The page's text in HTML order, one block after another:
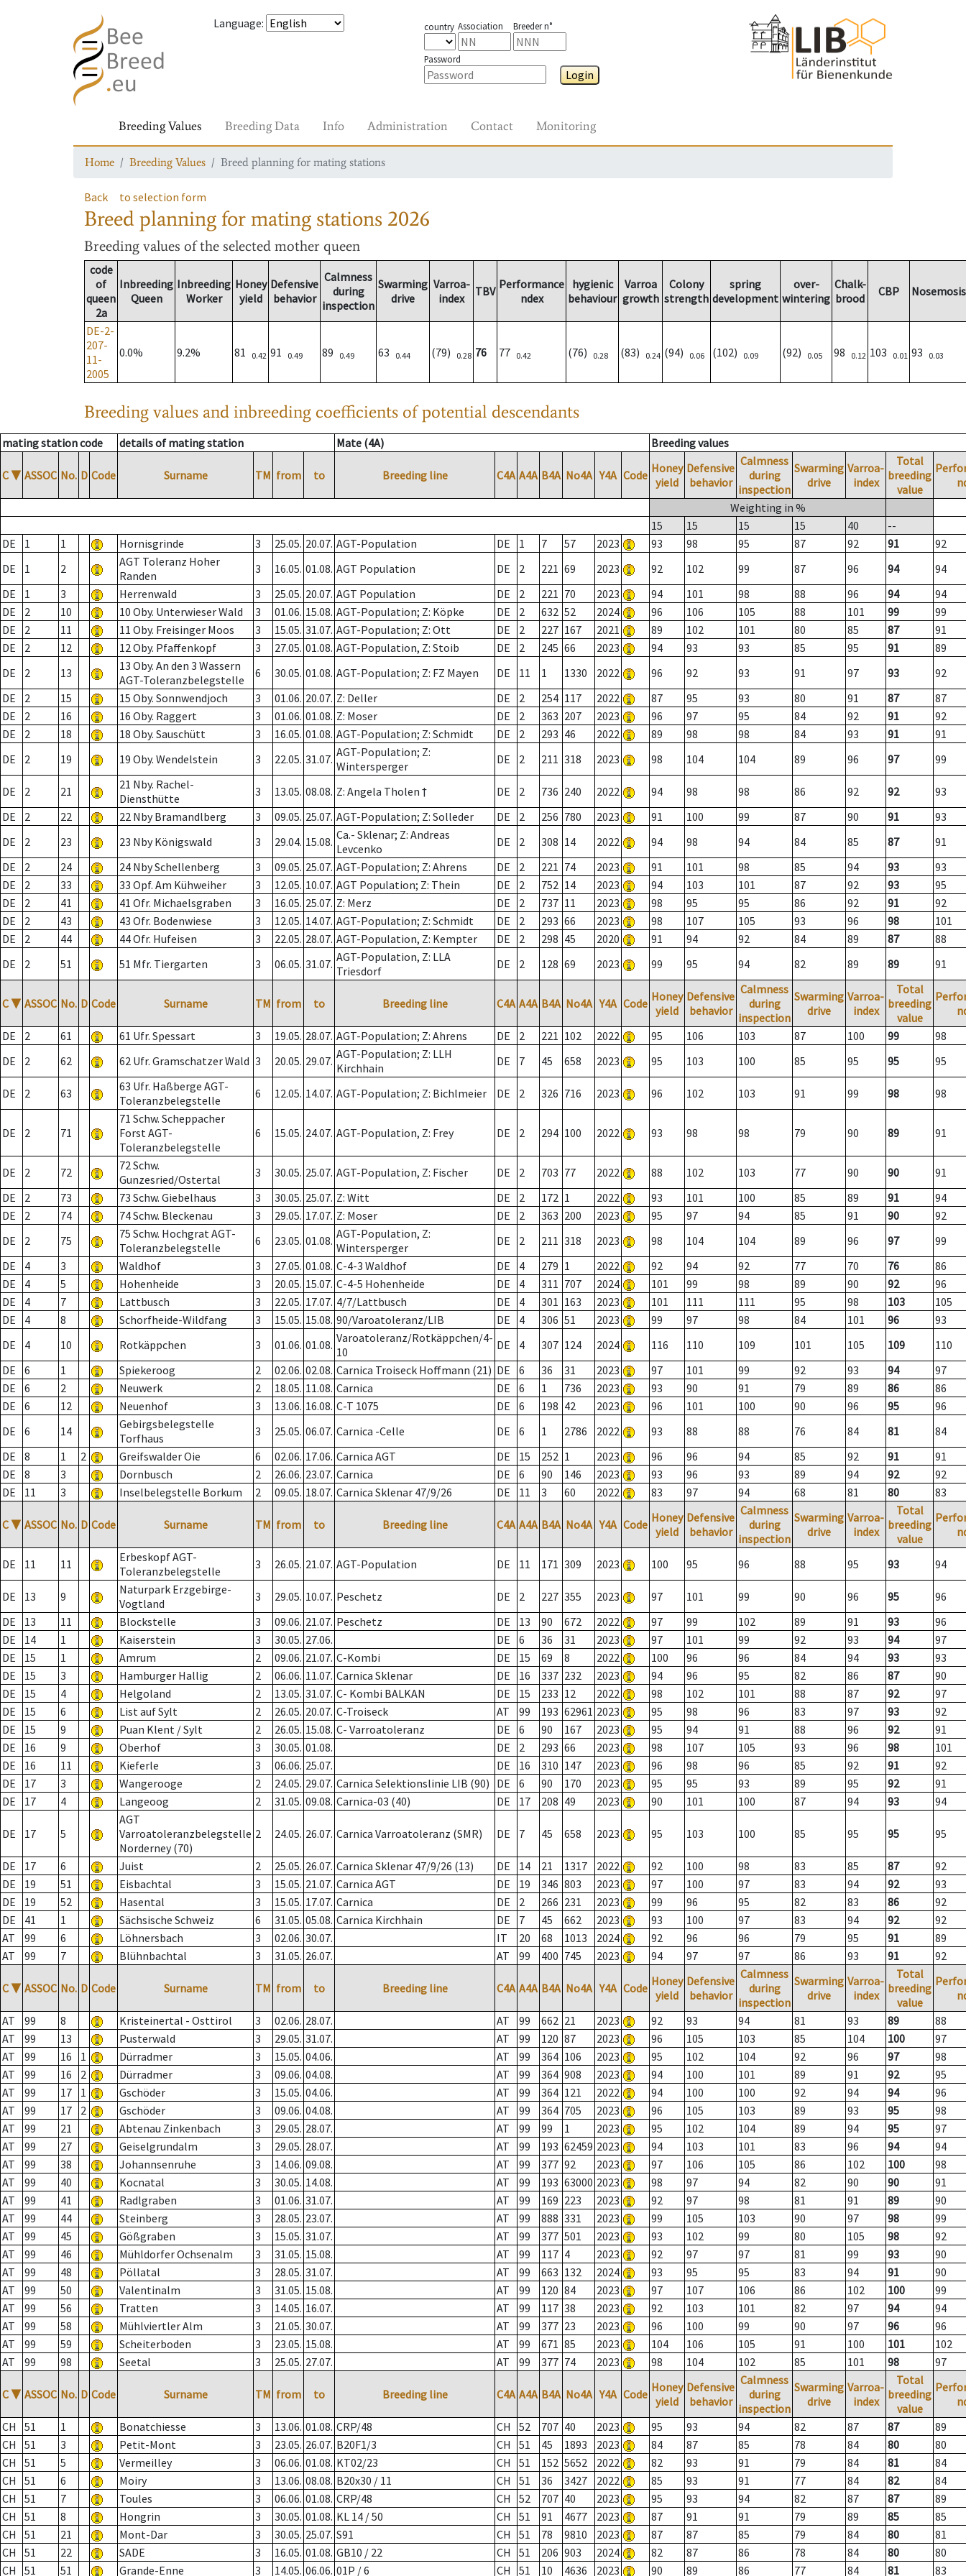
Language: country Association Breeder n°
Password
Login
Breeding Values Breeding Data Info Administration Contact Monitoring
Home Breeding Values Breed planning for mating stations
Back to selection form
Breed planning for mating stations 2026
Breeding values of the selected mother queen
code
of
queen
2a
Inbreeding
Queen
Inbreeding
Worker
Honey
yield
Defensive
behavior
Calmness
during
inspection
Swarming
drive
Varroa-
index
TBV Performance
ndex
hygienic
behaviour
Varroa
growth
Colony
strength
spring
development
over-
wintering
Chalk-
brood
CBP Nosemosis
DE-2-
207-
11-
2005
0.0% 9.2% 81 0.42 91 0.49 89 0.49 63 0.44 (79) 0.28 76 77 0.42 (76) 0.28 (83) 0.24 (94) 0.06 (102) 0.09 (92) 0.05 98 0.12 103 0.01 93 0.03
Breeding values and inbreeding coefficients of potential descendants
mating station code details of mating station Mate (4A) Breeding values
C ▼ ASSOC No. D Code Surname TM from to Breeding line C4A A4A B4A No4A Y4A Code Honey
yield
Defensive
behavior
Calmness
during
inspection
Swarming
drive
Varroa-
index
Total
breeding
value
Weighting in %
15
15 15 15 40
--
DE
1 1 Hornisgrinde 3 25.05. 20.07. AGT-Population DE 1 7 57 2023 93 98 95 87 92 91
92
DE
1 2
AGT Toleranz Hoher
Randen
3 16.05. 01.08. AGT Population DE 2 221 69 2023 92 102 99 87 96 94
94
DE
1 3 Herrenwald 3 25.05. 20.07. AGT Population DE 2 221 70 2023 94 101 98 88 96 94
94
DE
2 10 10 Oby. Unterwieser Wald 3 01.06. 15.08. AGT-Population; Z: Köpke DE 2 632 52 2024 96 106 105 88 101 99
99
DE
2 11 11 Oby. Freisinger Moos 3 15.05. 31.07. AGT-Population; Z: Ott DE 2 227 167 2021 89 102 101 80 85 87
91
DE
2 12 12 Oby. Pfaffenkopf 3 27.05. 01.08. AGT-Population, Z: Stoib DE 2 245 66 2023 94 93 93 85 95 91
89
DE
2 13
13 Oby. An den 3 Wassern
AGT-Toleranzbelegstelle
6 30.05. 01.08. AGT-Population; Z: FZ Mayen DE 11 1 1330 2022 96 92 93 91 97 93
92
DE
2 15 15 Oby. Sonnwendjoch 3 01.06. 20.07. Z: Deller DE 2 254 117 2022 87 95 93 80 91 87
87
DE
2 16 16 Oby. Raggert 3 01.06. 01.08. Z: Moser DE 2 363 207 2023 96 97 95 84 92 91
92
DE
2 18 18 Oby. Sauschütt 3 16.05. 01.08. AGT-Population; Z: Schmidt DE 2 293 46 2022 89 98 98 84 93 91
91
DE
2 19 19 Oby. Wendelstein 3 22.05. 31.07. AGT-Population; Z:
Wintersperger
DE 2 211 318 2023 98 104 104 89 96 97 99
DE 2 21
21 Nby. Rachel-
Diensthütte
3 13.05. 08.08. Z: Angela Tholen † DE 2 736 240 2022 94 98 98 86 92 92
93
DE
2 22 22 Nby Bramandlberg 3 09.05. 25.07. AGT-Population; Z: Solleder DE 2 256 780 2023 91 100 99 87 90 91
93
DE
2 23 23 Nby Königswald 3 29.04. 15.08. Ca.- Sklenar; Z: Andreas
Levcenko
DE 2 308 14 2022 94 98 94 84 85 87
91
DE
2 24 24 Nby Schellenberg 3 09.05. 25.07. AGT-Population; Z: Ahrens DE 2 221 74 2023 91 101 98 85 94 93
93
DE
2 33 33 Opf. Am Kühweiher 3 12.05. 10.07. AGT Population; Z: Thein DE 2 752 14 2023 94 103 101 87 92 93
95
DE
2 41 41 Ofr. Michaelsgraben 3 16.05. 25.07. Z: Merz DE 2 737 11 2023 98 95 95 86 92 91
92
DE
2 43 43 Ofr. Bodenwiese 3 12.05. 14.07. AGT-Population; Z: Schmidt DE 2 293 66 2023 98 107 105 93 96 98
101
DE
2 44 44 Ofr. Hufeisen 3 22.05. 28.07. AGT-Population, Z: Kempter DE 2 298 45 2020 91 94 92 84 89 87
88
DE
2 51 51 Mfr. Tiergarten 3 06.05. 31.07. AGT-Population, Z: LLA
Triesdorf
DE 2 128 69 2023 99 95 94 82 89 89 91
C ▼ ASSOC No. D Code Surname TM from to Breeding line C4A A4A B4A No4A Y4A Code Honey
yield
Defensive
behavior
Calmness
during
inspection
Swarming
drive
Varroa-
index
Total
breeding
value
DE
2 61 61 Ufr. Spessart 3 19.05. 28.07. AGT-Population; Z: Ahrens DE 2 221 102 2022 95 106 103 87 100 99
98
DE
2 62 62 Ufr. Gramschatzer Wald 3 20.05. 29.07. AGT-Population; Z: LLH
Kirchhain
DE 7 45 658 2023 95 103 100 85 95 95 95
DE 2 63
63 Ufr. Haßberge AGT-
Toleranzbelegstelle
6 12.05. 14.07. AGT-Population; Z: Bichlmeier DE 2 326 716 2023 96 102 103 91 99 98 98
DE 2 71
71 Schw. Scheppacher
Forst AGT-
Toleranzbelegstelle
6 15.05. 24.07. AGT-Population, Z: Frey DE 2 294 100 2022 93 98 98 79 90 89 91
DE 2 72
72 Schw.
Gunzesried/Ostertal
3 30.05. 25.07. AGT-Population, Z: Fischer DE 2 703 77 2022 88 102 103 77 90 90
91
DE
2 73 73 Schw. Giebelhaus 3 30.05. 25.07. Z: Witt DE 2 172 1 2022 93 101 100 85 89 91
94
DE
2 74 74 Schw. Bleckenau 3 29.05. 17.07. Z: Moser DE 2 363 200 2023 95 97 94 85 91 90
92
DE
2 75
75 Schw. Hochgrat AGT-
Toleranzbelegstelle
6 23.05. 01.08. AGT-Population, Z:
Wintersperger
DE 2 211 318 2023 98 104 104 89 96 97
99
DE
4 3 Waldhof 3 27.05. 01.08. C-4-3 Waldhof DE 4 279 1 2022 92 94 92 77 70 76
86
DE
4 5 Hohenheide 3 20.05. 15.07. C-4-5 Hohenheide DE 4 311 707 2024 101 99 98 89 90 92
96
DE
4 7 Lattbusch 3 22.05. 17.07. 4/7/Lattbusch DE 4 301 163 2023 101 111 111 95 98 103
105
DE
4 8 Schorfheide-Wildfang 3 15.05. 15.08. 90/Varoatoleranz/LIB DE 4 306 51 2023 99 97 98 84 101 96
93
DE
4 10 Rotkäppchen 3 01.06. 01.08. Varoatoleranz/Rotkäppchen/4-
10
DE 4 307 124 2024 116 110 109 101 105 109
110
DE
6 1 Spiekeroog 2 02.06. 02.08. Carnica Troiseck Hoffmann (21) DE 6 36 31 2023 97 101 99 92 93 94
97
DE
6 2 Neuwerk 2 18.05. 11.08. Carnica DE 6 1 736 2023 93 90 91 79 89 86
86
DE
6 12 Neuenhof 3 13.06. 16.08. C-T 1075 DE 6 198 42 2023 96 101 100 90 96 95
96
DE
6 14
Gebirgsbelegstelle
Torfhaus
3 25.05. 06.07. Carnica -Celle DE 6 1 2786 2022 93 88 88 76 84 81
84
DE
8 1 2 Greifswalder Oie 6 02.06. 17.06. Carnica AGT DE 15 252 1 2023 96 96 94 85 92 91
91
DE
8 3 Dornbusch 2 26.06. 23.07. Carnica DE 6 90 146 2023 93 96 93 89 94 92
92
DE
11 3 Inselbelegstelle Borkum 2 09.05. 18.07. Carnica Sklenar 47/9/26 DE 11 3 60 2022 83 97 94 68 81 80 83
C ▼ ASSOC No. D Code Surname TM from to Breeding line C4A A4A B4A No4A Y4A Code Honey
yield
Defensive
behavior
Calmness
during
inspection
Swarming
drive
Varroa-
index
Total
breeding
value
DE 11 11
Erbeskopf AGT-
Toleranzbelegstelle
3 26.05. 21.07. AGT-Population DE 11 171 309 2023 100 95 96 88 95 93 94
DE 13 9
Naturpark Erzgebirge-
Vogtland
3 29.05. 10.07. Peschetz DE 2 227 355 2023 97 101 99 90 96 95
96
DE
13 11 Blockstelle 3 09.06. 21.07. Peschetz DE 13 90 672 2022 97 99 102 89 91 93
96
DE
14 1 Kaiserstein 3 30.05. 27.06. DE 6 36 31 2023 97 101 99 92 93 94
97
DE
15 1 Amrum 2 09.06. 21.07. C-Kombi DE 15 69 8 2022 100 96 96 84 94 93
93
DE
15 3 Hamburger Hallig 2 06.06. 11.07. Carnica Sklenar DE 16 337 232 2023 94 96 95 82 86 87
90
DE
15 4 Helgoland 2 13.05. 31.07. C- Kombi BALKAN DE 15 233 12 2022 98 102 101 88 87 92
97
DE
15 6 List auf Sylt 2 26.05. 20.07. C-Troiseck AT 99 193 62961 2023 95 98 96 83 97 93
92
DE
15 9 Puan Klent / Sylt 2 26.05. 15.08. C- Varroatoleranz DE 6 90 167 2023 95 94 91 88 96 92
91
DE
16 9 Oberhof 3 30.05. 01.08. DE 2 293 66 2023 98 107 105 93 96 98
101
DE
16 11 Kieferle 3 06.06. 25.07. DE 16 310 147 2023 96 98 96 85 92 91
92
DE
17 3 Wangerooge 2 24.05. 29.07. Carnica Selektionslinie LIB (90) DE 6 90 170 2023 95 95 93 89 95 92
91
DE
17 4 Langeoog 2 31.05. 09.08. Carnica-03 (40) DE 17 208 49 2023 90 101 100 87 94 93 94
DE 17 5
AGT
Varroatoleranzbelegstelle
Norderney (70)
2 24.05. 26.07. Carnica Varroatoleranz (SMR) DE 7 45 658 2023 95 103 100 85 95 95 95
DE 17 6 Juist 2 25.05. 26.07. Carnica Sklenar 47/9/26 (13) DE 14 21 1317 2022 92 100 98 83 85 87
92
DE
19 51 Eisbachtal 3 15.05. 21.07. Carnica AGT DE 19 346 803 2023 97 100 97 83 94 92
93
DE
19 52 Hasental 3 15.05. 17.07. Carnica DE 2 266 231 2023 99 96 95 82 83 86
92
DE
41 1 Sächsische Schweiz 6 31.05. 05.08. Carnica Kirchhain DE 7 45 662 2023 93 100 97 83 94 92
92
AT
99 6 Löhnersbach 3 02.06. 30.07. IT 20 68 1013 2024 92 96 96 79 95 91
89
AT
99 7 Blühnbachtal 3 31.05. 26.07. AT 99 400 745 2023 94 97 97 86 93 91 92
C ▼ ASSOC No. D Code Surname TM from to Breeding line C4A A4A B4A No4A Y4A Code Honey
yield
Defensive
behavior
Calmness
during
inspection
Swarming
drive
Varroa-
index
Total
breeding
value
AT
99 8 Kristeinertal - Osttirol 3 02.06. 28.07. AT 99 662 21 2023 92 93 94 81 93 89
88
AT
99 13 Pusterwald 3 29.05. 31.07. AT 99 120 87 2023 96 105 103 85 104 100
97
AT
99 16 1 Dürradmer 3 15.05. 04.06. AT 99 364 106 2023 95 102 104 92 96 97
98
AT
99 16 2 Dürradmer 3 09.06. 04.08. AT 99 364 908 2023 94 100 101 89 91 92
95
AT
99 17 1 Gschöder 3 15.05. 04.06. AT 99 364 121 2022 94 100 100 92 94 94
96
AT
99 17 2 Gschöder 3 09.06. 04.08. AT 99 364 705 2023 96 105 103 89 93 95
98
AT
99 21 Abtenau Zinkenbach 3 29.05. 28.07. AT 99 99 1 2023 95 102 104 89 94 95
97
AT
99 27 Geiselgrundalm 3 29.05. 28.07. AT 99 193 62459 2023 94 103 101 83 96 94
94
AT
99 38 Johannsenruhe 3 14.06. 09.08. AT 99 377 92 2023 97 106 105 86 102 100
98
AT
99 40 Kocnatal 3 30.05. 14.08. AT 99 193 63000 2023 98 97 94 82 90 90
91
AT
99 41 Radlgraben 3 01.06. 31.07. AT 99 169 223 2023 92 97 98 81 91 89
90
AT
99 44 Steinberg 3 28.05. 23.07. AT 99 888 331 2023 99 105 103 90 97 98
99
AT
99 45 Gößgraben 3 15.05. 31.07. AT 99 377 501 2023 93 102 99 80 105 98
92
AT
99 46 Mühldorfer Ochsenalm 3 31.05. 15.08. AT 99 117 4 2023 92 97 97 81 99 93
90
AT
99 48 Pöllatal 3 28.05. 31.07. AT 99 663 132 2024 93 95 95 83 94 91
90
AT
99 50 Valentinalm 3 31.05. 15.08. AT 99 120 84 2023 97 107 106 86 102 100
99
AT
99 56 Tratten 3 14.05. 16.07. AT 99 117 38 2023 92 103 101 82 97 94
94
AT
99 58 Mühlviertler Alm 3 21.05. 30.07. AT 99 377 23 2023 96 100 99 90 97 96
96
AT
99 59 Scheiterboden 3 23.05. 15.08. AT 99 671 85 2023 104 106 105 91 100 101
102
AT
99 98 Seetal 3 25.05. 27.07. AT 99 377 74 2023 98 104 102 85 101 98 97
C ▼ ASSOC No. D Code Surname TM from to Breeding line C4A A4A B4A No4A Y4A Code Honey
yield
Defensive
behavior
Calmness
during
inspection
Swarming
drive
Varroa-
index
Total
breeding
value
CH
51 1 Bonatchiesse 3 13.06. 01.08. CRP/48 CH 52 707 40 2023 95 93 94 82 87 87
89
CH
51 3 Petit-Mont 3 23.05. 26.07. B20F1/3 CH 51 45 1893 2023 84 87 85 78 84 80
80
CH
51 5 Vermeilley 3 06.06. 01.08. KT02/23 CH 51 152 5652 2022 82 93 91 79 84 81
84
CH
51 6 Moiry 3 13.06. 08.08. B20x30 / 11 CH 51 36 3427 2022 85 93 91 77 84 82
84
CH
51 7 Toules 3 06.06. 01.08. CRP/48 CH 52 707 40 2023 95 93 94 82 87 87
89
CH
51 8 Hongrin 3 30.05. 01.08. KL 14 / 50 CH 51 91 4677 2023 87 91 91 79 89 85
85
CH
51 21 Mont-Dar 3 30.05. 25.07. S91 CH 51 78 9810 2023 87 87 85 79 84 80
81
CH
51 22 SADE 3 16.05. 01.08. GB10 / 22 CH 51 206 903 2024 82 87 86 78 84 80
80
CH
51 51 Grande-Enne 3 14.05. 06.06. 01P / 6 CH 51 10 4636 2023 90 89 86 77 84 81 83